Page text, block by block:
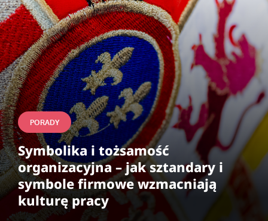
PORADY
Symbolika i tożsamość
organizacyjna – jak sztandary i
symbole firmowe wzmacniają
kulturę pracy